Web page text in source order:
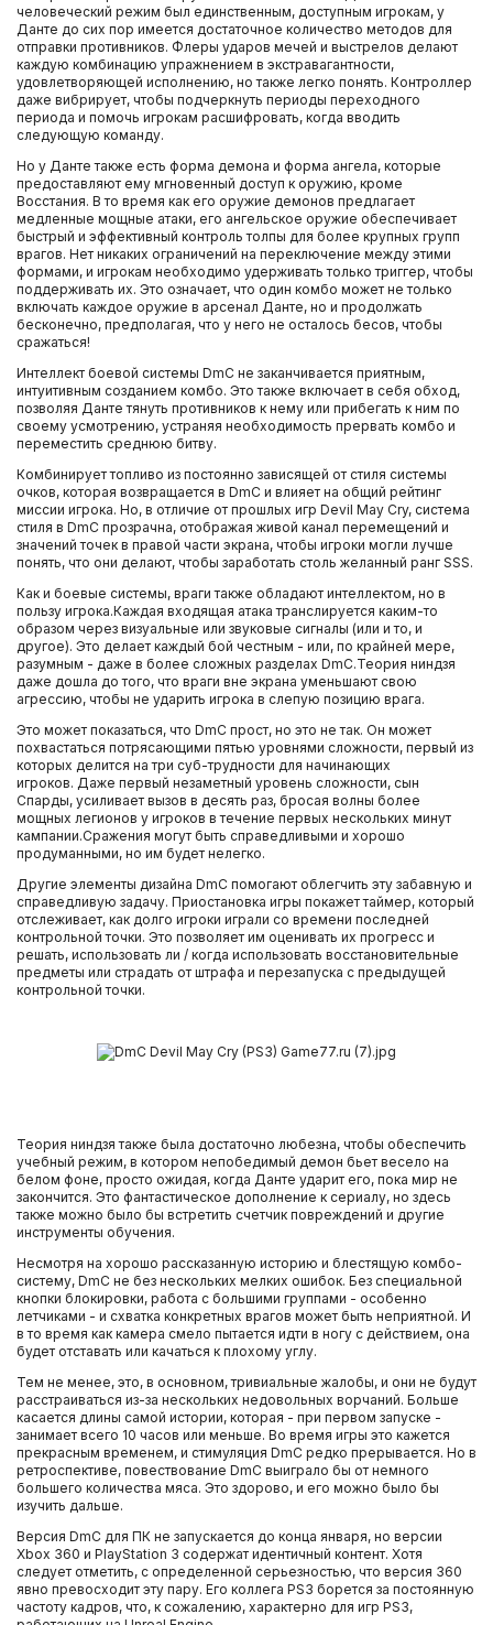
человеческий режим был единственным, доступным игрокам, у
Данте до сих пор имеется достаточное количество методов для
отправки противников. Флеры ударов мечей и выстрелов делают
каждую комбинацию упражнением в экстравагантности,
удовлетворяющей исполнению, но также легко понять. Контроллер
даже вибрирует, чтобы подчеркнуть периоды переходного
периода и помочь игрокам расшифровать, когда вводить
следующую команду.
Но у Данте также есть форма демона и форма ангела, которые
предоставляют ему мгновенный доступ к оружию, кроме
Восстания. В то время как его оружие демонов предлагает
медленные мощные атаки, его ангельское оружие обеспечивает
быстрый и эффективный контроль толпы для более крупных групп
врагов. Нет никаких ограничений на переключение между этими
формами, и игрокам необходимо удерживать только триггер, чтобы
поддерживать их. Это означает, что один комбо может не только
включать каждое оружие в арсенал Данте, но и продолжать
бесконечно, предполагая, что у него не осталось бесов, чтобы
сражаться!
Интеллект боевой системы DmC не заканчивается приятным,
интуитивным созданием комбо. Это также включает в себя обход,
позволяя Данте тянуть противников к нему или прибегать к ним по
своему усмотрению, устраняя необходимость прервать комбо и
переместить среднюю битву.
Комбинирует топливо из постоянно зависящей от стиля системы
очков, которая возвращается в DmC и влияет на общий рейтинг
миссии игрока. Но, в отличие от прошлых игр Devil May Cry, система
стиля в DmC прозрачна, отображая живой канал перемещений и
значений точек в правой части экрана, чтобы игроки могли лучше
понять, что они делают, чтобы заработать столь желанный ранг SSS.
Как и боевые системы, враги также обладают интеллектом, но в
пользу игрока.Каждая входящая атака транслируется каким-то
образом через визуальные или звуковые сигналы (или и то, и
другое). Это делает каждый бой честным - или, по крайней мере,
разумным - даже в более сложных разделах DmC.Теория ниндзя
даже дошла до того, что враги вне экрана уменьшают свою
агрессию, чтобы не ударить игрока в слепую позицию врага.
Это может показаться, что DmC прост, но это не так. Он может
похвастаться потрясающими пятью уровнями сложности, первый из
которых делится на три суб-трудности для начинающих
игроков. Даже первый незаметный уровень сложности, сын
Спарды, усиливает вызов в десять раз, бросая волны более
мощных легионов у игроков в течение первых нескольких минут
кампании.Сражения могут быть справедливыми и хорошо
продуманными, но им будет нелегко.
Другие элементы дизайна DmC помогают облегчить эту забавную и
справедливую задачу. Приостановка игры покажет таймер, который
отслеживает, как долго игроки играли со времени последней
контрольной точки. Это позволяет им оценивать их прогресс и
решать, использовать ли / когда использовать восстановительные
предметы или страдать от штрафа и перезапуска с предыдущей
контрольной точки.
Теория ниндзя также была достаточно любезна, чтобы обеспечить
учебный режим, в котором непобедимый демон бьет весело на
белом фоне, просто ожидая, когда Данте ударит его, пока мир не
закончится. Это фантастическое дополнение к сериалу, но здесь
также можно было бы встретить счетчик повреждений и другие
инструменты обучения.
Несмотря на хорошо рассказанную историю и блестящую комбо-
систему, DmC не без нескольких мелких ошибок. Без специальной
кнопки блокировки, работа с большими группами - особенно
летчиками - и схватка конкретных врагов может быть неприятной. И
в то время как камера смело пытается идти в ногу с действием, она
будет отставать или качаться к плохому углу.
Тем не менее, это, в основном, тривиальные жалобы, и они не будут
расстраиваться из-за нескольких недовольных ворчаний. Больше
касается длины самой истории, которая - при первом запуске -
занимает всего 10 часов или меньше. Во время игры это кажется
прекрасным временем, и стимуляция DmC редко прерывается. Но в
ретроспективе, повествование DmC выиграло бы от немного
большего количества мяса. Это здорово, и его можно было бы
изучить дальше.
Версия DmC для ПК не запускается до конца января, но версии
Xbox 360 и PlayStation 3 содержат идентичный контент. Хотя
следует отметить, с определенной серьезностью, что версия 360
явно превосходит эту пару. Его коллега PS3 борется за постоянную
частоту кадров, что, к сожалению, характерно для игр PS3,